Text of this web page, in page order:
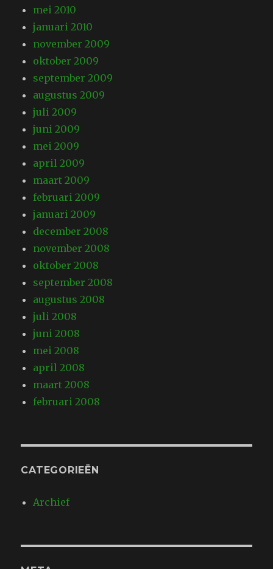
mei 2010
januari 2010
november 2009
oktober 2009
september 2009
augustus 2009
juli 2009
juni 2009
mei 2009
april 2009
maart 2009
februari 2009
januari 2009
december 2008
november 2008
oktober 2008
september 2008
augustus 2008
juli 2008
juni 2008
mei 2008
april 2008
maart 2008
februari 2008
CATEGORIEËN
Archief